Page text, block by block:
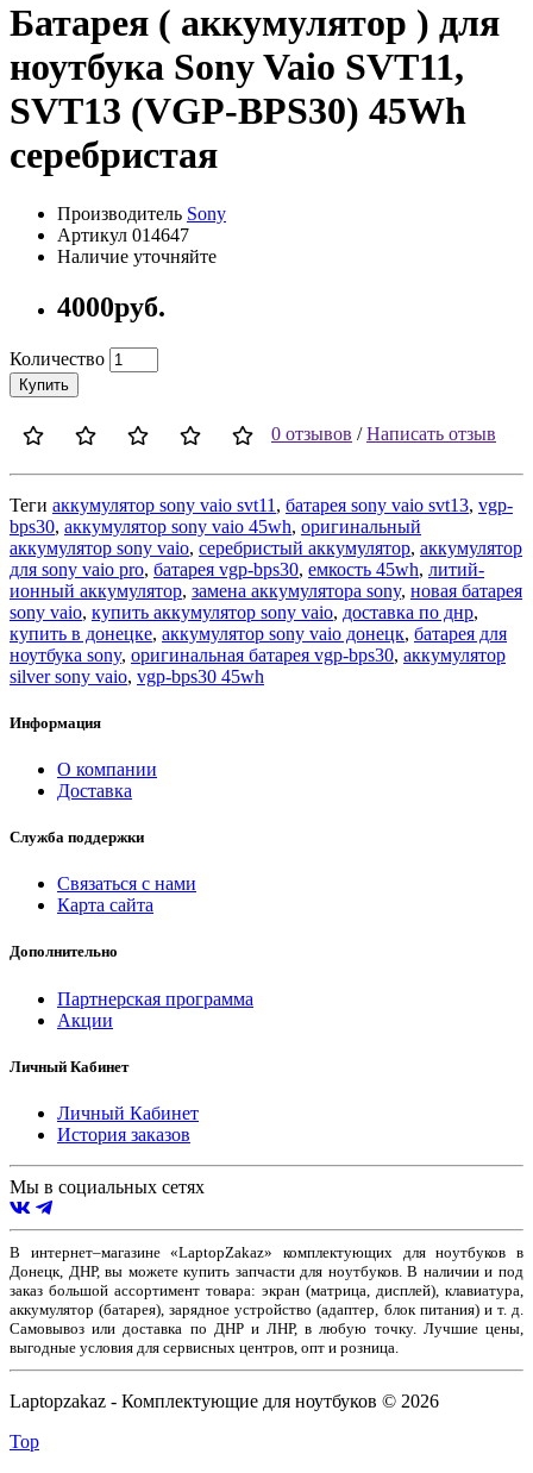
Батарея ( аккумулятор ) для
ноутбука Sony Vaio SVT11,
SVT13 (VGP-BPS30) 45Wh
серебристая
Производитель Sony
Артикул 014647
Наличие уточняйте
4000руб.
Количество
Купить
0 отзывов /Написать отзыв
Теги аккумулятор sony vaio svt11 , батарея sony vaio svt13, vgp-
bps30, аккумулятор sony vaio 45wh, оригинальный
аккумулятор sony vaio, серебристый аккумулятор, аккумулятор
для sony vaio pro, батарея vgp-bps30, емкость 45wh, литий-
ионный аккумулятор, замена аккумулятора sony, новая батарея
sony vaio, купить аккумулятор sony vaio, доставка по днр,
купить в донецке, аккумулятор sony vaio донецк, батарея для
ноутбука sony, оригинальная батарея vgp-bps30, аккумулятор
silver sony vaio, vgp-bps30 45wh
Информация
О компании
Доставка
Служба поддержки
Связаться с нами
Карта сайта
Дополнительно
Партнерская программа
Акции
Личный Кабинет
Личный Кабинет
История заказов
Мы в социальных сетях
В интернет–магазине «LaptopZakaz» комплектующих для ноутбуков в
Донецк, ДНР, вы можете купить запчасти для ноутбуков. В наличии и под
заказ большой ассортимент товара: экран (матрица, дисплей), клавиатура,
аккумулятор (батарея), зарядное устройство (адаптер, блок питания) и т. д.
Самовывоз или доставка по ДНР и ЛНР, в любую точку. Лучшие цены,
выгодные условия для сервисных центров, опт и розница.
Laptopzakaz - Комплектующие для ноутбуков © 2026
Top